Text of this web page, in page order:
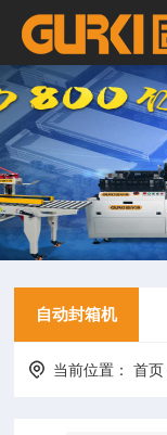
自动封箱机
当前位置：首页